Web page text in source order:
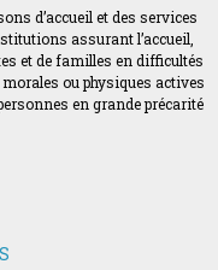
d’accueil et des services
assurant l’accueil,
et de familles en difficultés
ou physiques actives
en grande précarité